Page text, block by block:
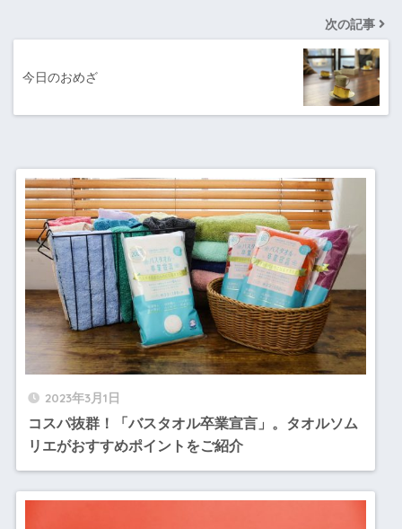
次の記事
今日のおめざ
2023年3月1日
コスパ抜群！「バスタオル卒業宣言」。タオルソム
リエがおすすめポイントをご紹介